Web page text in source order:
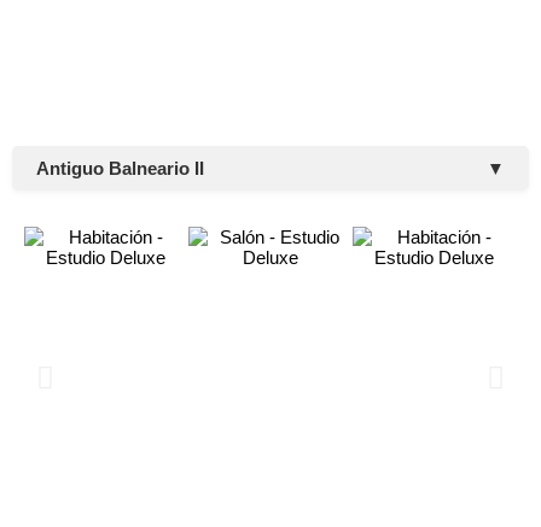
Antiguo Balneario II ▼